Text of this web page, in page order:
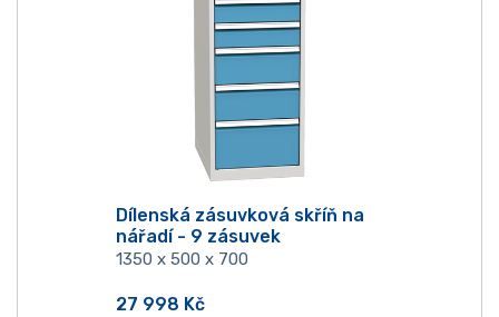
Dílenská zásuvková skříň na
nářadí - 9 zásuvek
1350 x 500 x 700
27 998 Kč